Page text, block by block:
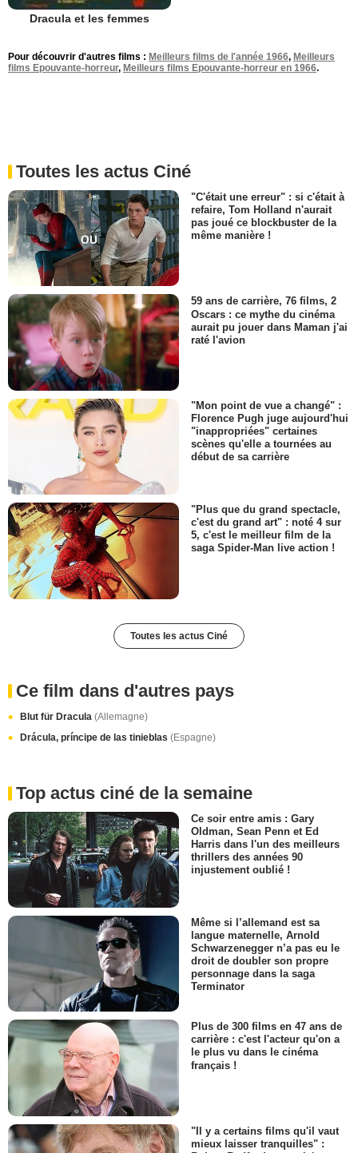
Dracula et les femmes
Pour découvrir d'autres films : Meilleurs films de l'année 1966, Meilleurs
films Epouvante-horreur, Meilleurs films Epouvante-horreur en 1966.
Toutes les actus Ciné
"C'était une erreur" : si c'était à
refaire, Tom Holland n'aurait
pas joué ce blockbuster de la
même manière !
59 ans de carrière, 76 films, 2
Oscars : ce mythe du cinéma
aurait pu jouer dans Maman j'ai
raté l'avion
"Mon point de vue a changé" :
Florence Pugh juge aujourd'hui
"inappropriées" certaines
scènes qu'elle a tournées au
début de sa carrière
"Plus que du grand spectacle,
c'est du grand art" : noté 4 sur
5, c'est le meilleur film de la
saga Spider-Man live action !
Toutes les actus Ciné
Ce film dans d'autres pays
Blut für Dracula (Allemagne)
Drácula, príncipe de las tinieblas (Espagne)
Top actus ciné de la semaine
Ce soir entre amis : Gary
Oldman, Sean Penn et Ed
Harris dans l'un des meilleurs
thrillers des années 90
injustement oublié !
Même si l’allemand est sa
langue maternelle, Arnold
Schwarzenegger n’a pas eu le
droit de doubler son propre
personnage dans la saga
Terminator
Plus de 300 films en 47 ans de
carrière : c'est l'acteur qu'on a
le plus vu dans le cinéma
français !
"Il y a certains films qu'il vaut
mieux laisser tranquilles" :